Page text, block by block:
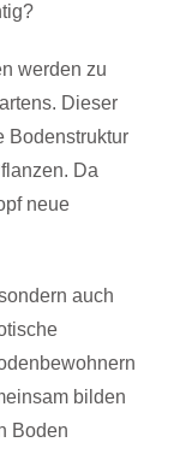
werden zu
Dieser
Bodenstruktur
Da
neue
auch
bilden
Boden